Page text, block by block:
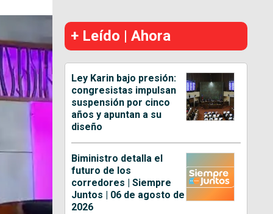
+ Leído | Ahora
Ley Karin bajo presión:
congresistas impulsan
suspensión por cinco
años y apuntan a su
diseño
Biministro detalla el
futuro de los
corredores | Siempre
Juntos | 06 de agosto de
2026